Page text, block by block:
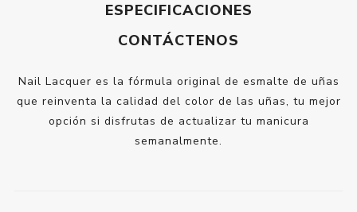
ESPECIFICACIONES
CONTÁCTENOS
Nail Lacquer es la fórmula original de esmalte de uñas
que reinventa la calidad del color de las uñas, tu mejor
opción si disfrutas de actualizar tu manicura
semanalmente.